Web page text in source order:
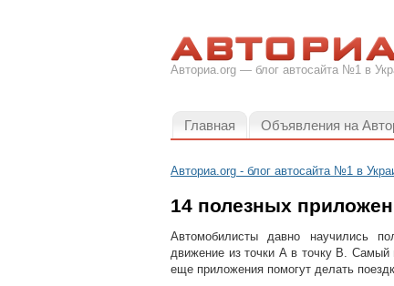
Авториа.org — блог автосайта №1 в
Главная Объявления на
Авториа.org - блог автосайта №1 в
14 полезных
Автомобилисты давно научились
движение из точки А в точку В. Самый
еще приложения помогут делать